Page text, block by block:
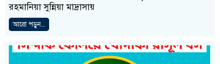
রহমানিয়া সুন্নিয়া মাদ্রাসায়
আরো পড়ুন...